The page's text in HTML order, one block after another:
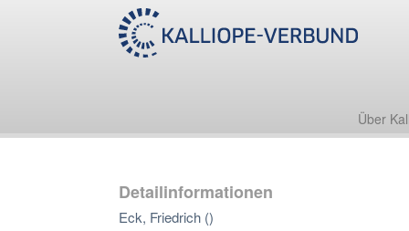
Über
Detailinformationen
Eck, Friedrich ()